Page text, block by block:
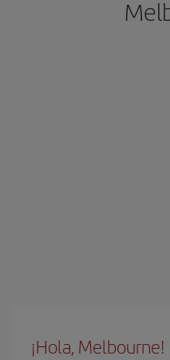
¡Hola, Melbourne!